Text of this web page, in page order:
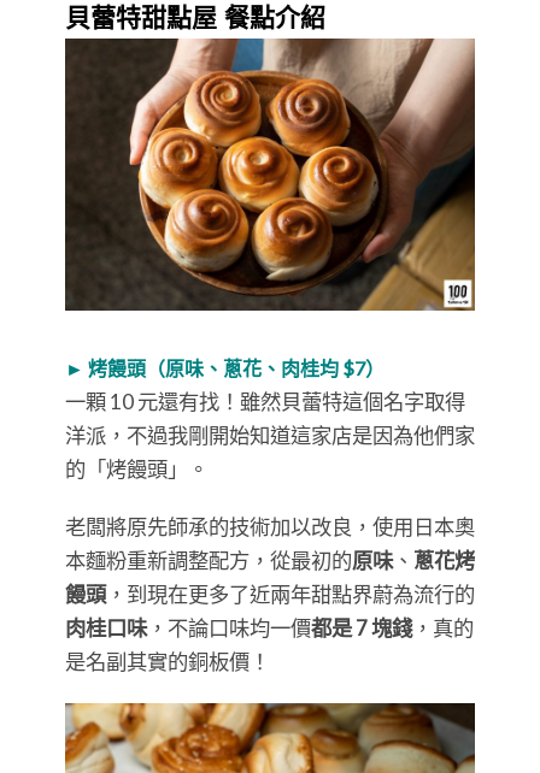
貝蕾特甜點屋 餐點介紹
► 烤饅頭（原味、蔥花、肉桂均 $7）
一顆 10 元還有找！雖然貝蕾特這個名字取得
洋派，不過我剛開始知道這家店是因為他們家
的「烤饅頭」。
老闆將原先師承的技術加以改良，使用日本奧
本麵粉重新調整配方，從最初的原味、 蔥花烤
饅頭，到現在更多了近兩年甜點界蔚為流行的
肉桂口味，不論口味均一價都是 7 塊錢，真的
是名副其實的銅板價！